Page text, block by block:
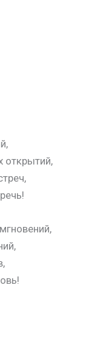
открытий,